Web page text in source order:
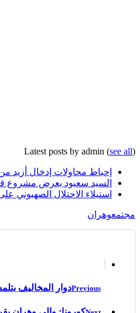
Latest posts by admin (see all)
إحباط محاولات إدخال أزيد من 26 قنطارا من الكيف المعالج عبر الحدود مع المغرب خلال
السيد سعيود يعرض مشروع
استيلاء الاحتلال الصهيوني
مجتمعوهران
Previousدوار المخاليف